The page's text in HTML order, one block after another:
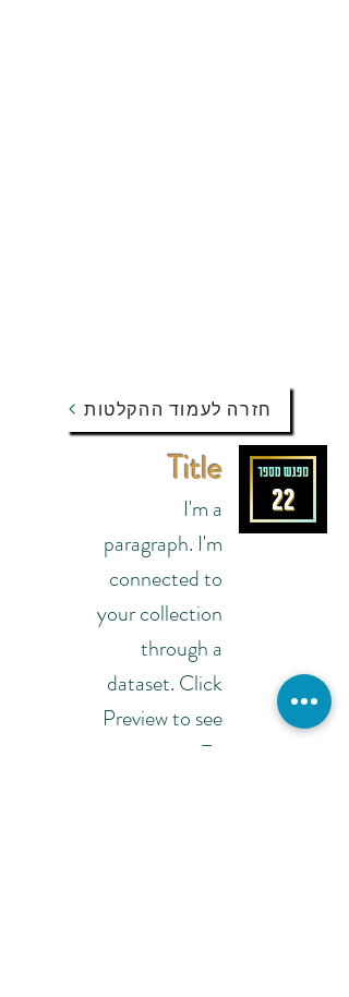
חזרה לעמוד ההקלטות
Title
I'm a
paragraph. I'm
connected to
your collection
through a
dataset. Click
Preview to see
my content. To